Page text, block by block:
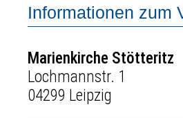
Informationen zum
Marienkirche Stötteritz
Lochmannstr. 1
04299 Leipzig